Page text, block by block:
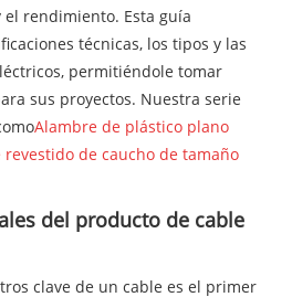
rendimiento. Esta guía
técnicas, los tipos y las
permitiéndole tomar
sus proyectos. Nuestra serie
Alambre de plástico plano
revestido de caucho de tamaño
del producto de cable
clave de un cable es el primer